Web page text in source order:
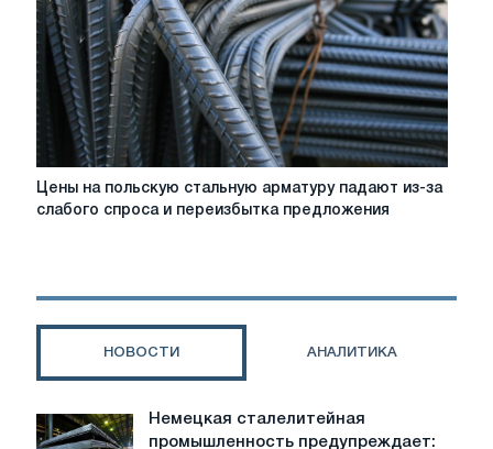
рынок
возвращается
после
праздничных
каникул
Цены
падают
переизбытка
Цены на польскую стальную арматуру падают из-за
слабого спроса и переизбытка предложения
НОВОСТИ АНАЛИТИКА
Немецкая
Немецкая сталелитейная
промышленность предупреждает: